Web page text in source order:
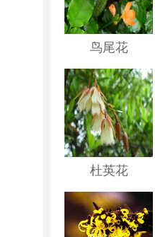
鸟尾花
杜英花